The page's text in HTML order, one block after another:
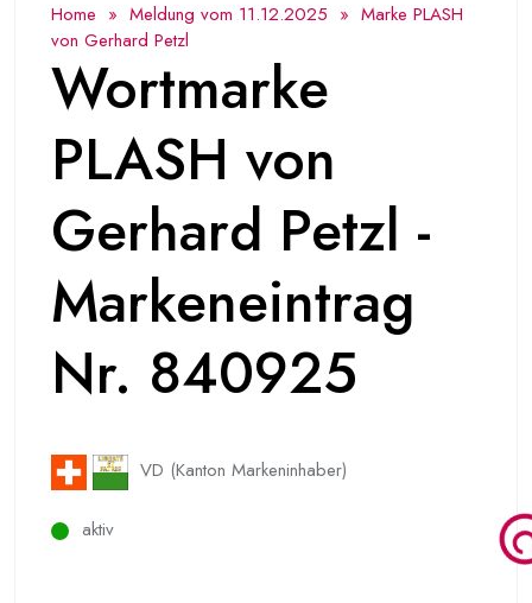
Home » Meldung vom 11.12.2025 » Marke PLASH
von Gerhard Petzl
Wortmarke
PLASH von
Gerhard Petzl -
Markeneintrag
Nr. 840925
VD (Kanton Markeninhaber)
aktiv